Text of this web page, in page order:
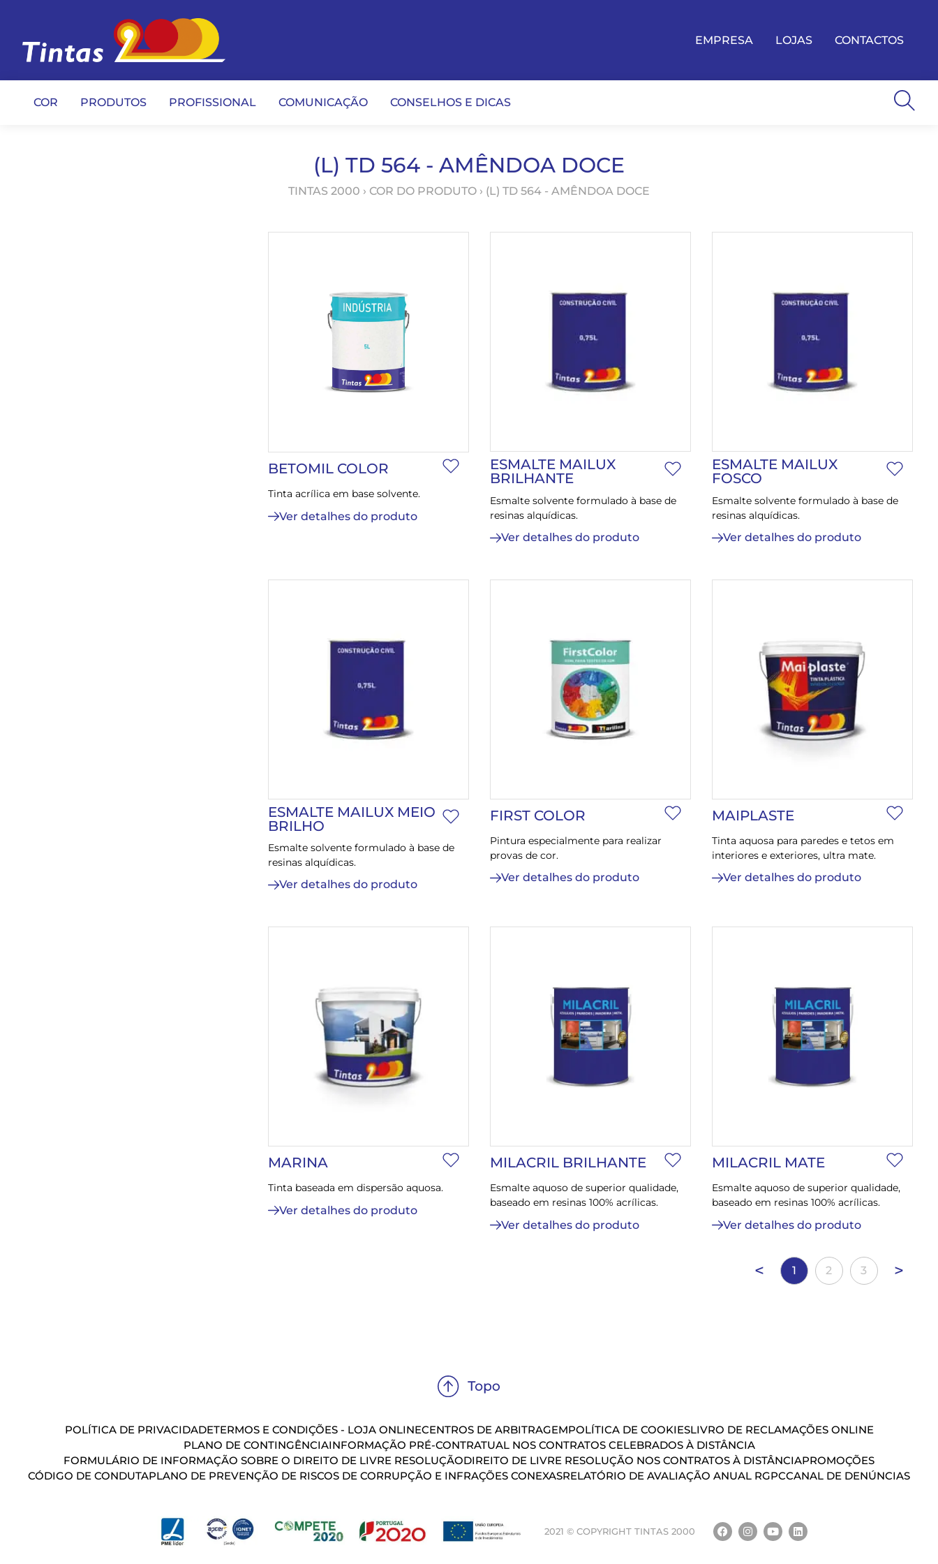
EMPRESA LOJAS CONTACTOS
COR PRODUTOS PROFISSIONAL COMUNICAÇÃO CONSELHOS E DICAS
(L) TD 564 - AMÊNDOA DOCE
TINTAS 2000 › COR DO PRODUTO › (L) TD 564 - AMÊNDOA DOCE
BETOMIL COLOR
Tinta acrílica em base solvente.
Ver detalhes do produto
ESMALTE MAILUX
BRILHANTE
Esmalte solvente formulado à base de
resinas alquídicas.
Ver detalhes do produto
ESMALTE MAILUX
FOSCO
Esmalte solvente formulado à base de
resinas alquídicas.
Ver detalhes do produto
ESMALTE MAILUX MEIO
BRILHO
Esmalte solvente formulado à base de
resinas alquídicas.
Ver detalhes do produto
FIRST COLOR
Pintura especialmente para realizar
provas de cor.
Ver detalhes do produto
MAIPLASTE
Tinta aquosa para paredes e tetos em
interiores e exteriores, ultra mate.
Ver detalhes do produto
MARINA
Tinta baseada em dispersão aquosa.
Ver detalhes do produto
MILACRIL BRILHANTE
Esmalte aquoso de superior qualidade,
baseado em resinas 100% acrílicas.
Ver detalhes do produto
MILACRIL MATE
Esmalte aquoso de superior qualidade,
baseado em resinas 100% acrílicas.
Ver detalhes do produto
< 1 2 3 >
POLÍTICA DE PRIVACIDADETERMOS E CONDIÇÕES - LOJA ONLINECENTROS DE ARBITRAGEMPOLÍTICA DE COOKIESLIVRO DE RECLAMAÇÕES ONLINE
PLANO DE CONTINGÊNCIAINFORMAÇÃO PRÉ-CONTRATUAL NOS CONTRATOS CELEBRADOS À DISTÂNCIA
FORMULÁRIO DE INFORMAÇÃO SOBRE O DIREITO DE LIVRE RESOLUÇÃODIREITO DE LIVRE RESOLUÇÃO NOS CONTRATOS À DISTÂNCIAPROMOÇÕES
CÓDIGO DE CONDUTAPLANO DE PREVENÇÃO DE RISCOS DE CORRUPÇÃO E INFRAÇÕES CONEXASRELATÓRIO DE AVALIAÇÃO ANUAL RGPCCANAL DE DENÚNCIAS
2021 © COPYRIGHT TINTAS 2000